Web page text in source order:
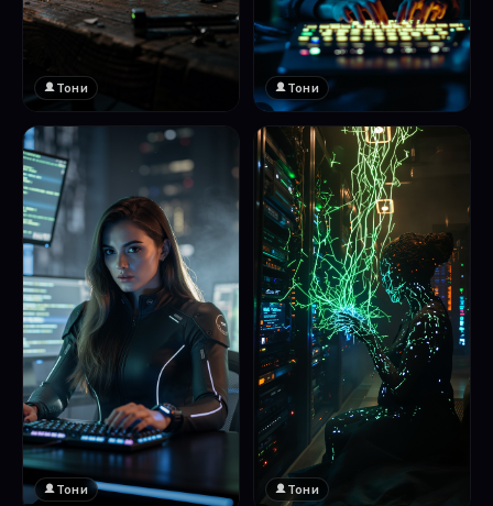
Тони
❤️
1
Тони
Тони
Тони